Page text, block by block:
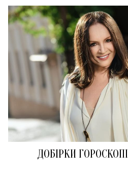
ДОБІРКИ